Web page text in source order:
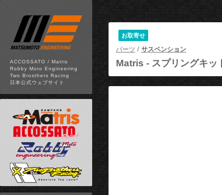
ACCOSSATO / Matris
Robby Moto Engineering
Two Brosthers Racing
日本公式ウェブサイト
お取寄せ
パーツ / サスペンション
Matris - スプリングキッ